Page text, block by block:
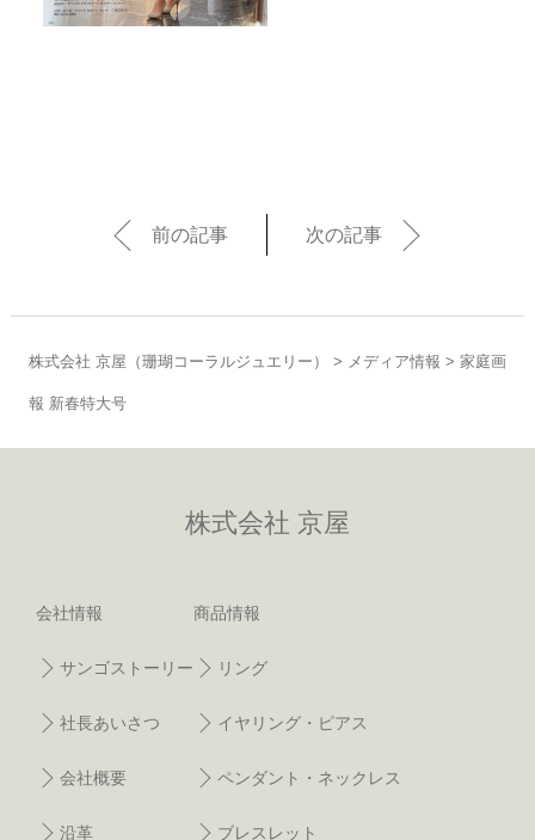
前の記事 次の記事
株式会社 京屋（珊瑚コーラルジュエリー） > メディア情報 > 家庭画
報 新春特大号
株式会社 京屋
会社情報
サンゴストーリー
社長あいさつ
会社概要
沿革
商品情報
リング
イヤリング・ピアス
ペンダント・ネックレス
ブレスレット